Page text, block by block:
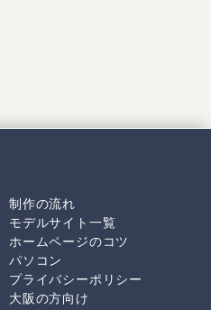
制作の流れ
モデルサイト一覧
ホームページのコツ
パソコン
プライバシーポリシー
大阪の方向け